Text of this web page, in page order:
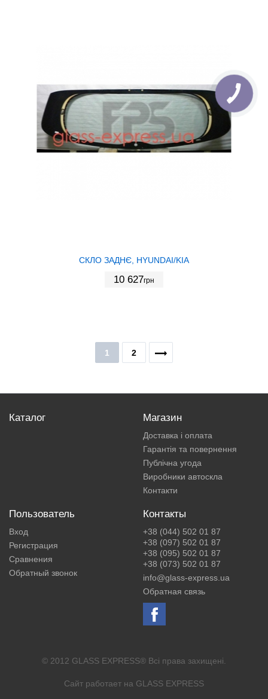
СКЛО ЗАДНЄ, HYUNDAI/KIA
10 627грн
1 2
Каталог Магазин
Доставка і оплата
Гарантія та повернення
Публічна угода
Виробники автоскла
Контакти
Пользователь
Вход
Регистрация
Сравнения
Обратный звонок
Контакты
+38 (044) 502 01 87
+38 (097) 502 01 87
+38 (095) 502 01 87
+38 (073) 502 01 87
info@glass-express.ua
Обратная связь
© 2012 GLASS EXPRESS® Всі права захищені.
Сайт работает на GLASS EXPRESS